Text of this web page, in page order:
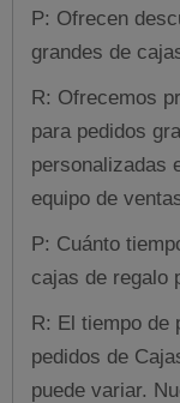
P: Ofrecen
grandes de
R: Ofrecemos
para pedidos
personalizadas
equipo de
P: Cuánto
cajas de regalo
R: El tiempo de
pedidos de
puede variar.